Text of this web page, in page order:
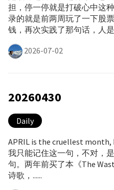
担，停一停就是打破心中这
录的就是前两周玩了一下股
钱，再次实践了那句话，人是
2026-07-02
20260430
Daily
APRIL is the cruellest month,
我只能记住这一句，不对，
句。两年前买了本《The
诗歌，......